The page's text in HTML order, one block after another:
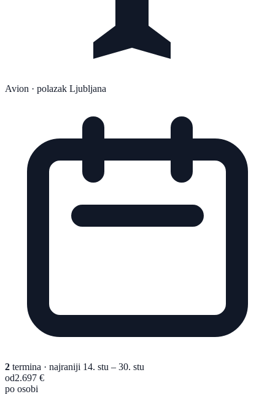
Avion · polazak Ljubljana
2 termina · najraniji 14. stu – 30. stu
od2.697 €
po osobi